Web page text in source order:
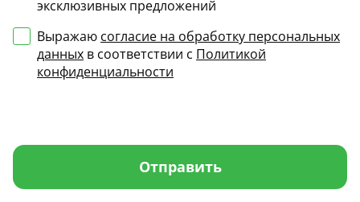
эксклюзивных предложений
Выражаю согласие на обработку персональных
данных в соответствии с Политикой
конфиденциальности
Отправить